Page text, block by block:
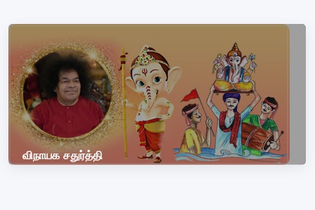
விநாயக சதுர்த்தி